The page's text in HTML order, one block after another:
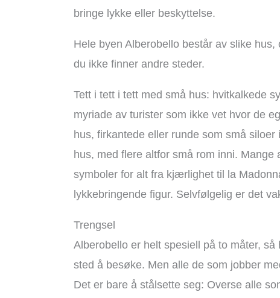
bringe lykke eller beskyttelse.
Hele byen Alberobello består av slike
du ikke finner andre steder.
Tett i tett i tett med små hus: hvitkalkede
myriade av turister som ikke vet hvor de
hus, firkantede eller runde som små
hus, med flere altfor små rom inni.
symboler for alt fra kjærlighet til la
lykkebringende figur. Selvfølgelig er det
Trengsel
Alberobello er helt spesiell på to måter,
sted å besøke. Men alle de som jobber
Det er bare å stålsette seg: Overse alle